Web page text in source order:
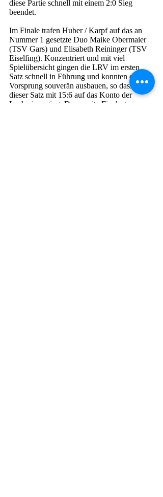
diese Partie schnell mit einem 2:0 Sieg
beendet.
Im Finale trafen Huber / Karpf auf das an
Nummer 1 gesetzte Duo Maike Obermaier
(TSV Gars) und Elisabeth Reininger (TSV
Eiselfing). Konzentriert und mit viel
Spielübersicht gingen die LRV im ersten
Satz schnell in Führung und konnten den
Vorsprung souverän ausbauen, so dass
dieser Satz mit 15:6 auf das Konto der
Lechrainer ging. Der zweite Finalsatz war